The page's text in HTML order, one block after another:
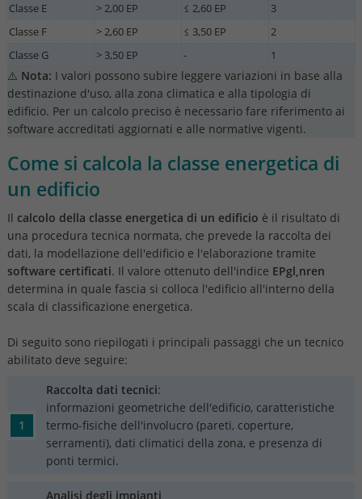
Classe E
> 2,00 EP ≤ 2,60 EP
3
Classe F
> 2,60 EP ≤ 3,50 EP
2
Classe G
> 3,50 EP - 1
⚠️ Nota: I valori possono subire leggere variazioni in base alla
destinazione d'uso, alla zona climatica e alla tipologia di
edificio. Per un calcolo preciso è necessario fare riferimento ai
software accreditati aggiornati e alle normative vigenti.
Come si calcola la classe energetica di
un edificio
Il calcolo della classe energetica di un edificio è il risultato di
una procedura tecnica normata, che prevede la raccolta dei
dati, la modellazione dell'edificio e l'elaborazione tramite
software certificati. Il valore ottenuto dell'indice EPgl,nren
determina in quale fascia si colloca l'edificio all'interno della
scala di classificazione energetica.
Di seguito sono riepilogati i principali passaggi che un tecnico
abilitato deve seguire:
Raccolta dati tecnici:
informazioni geometriche dell'edificio, caratteristiche
termo-fisiche dell'involucro (pareti, coperture,
serramenti), dati climatici della zona, e presenza di
ponti termici.
Analisi degli impianti